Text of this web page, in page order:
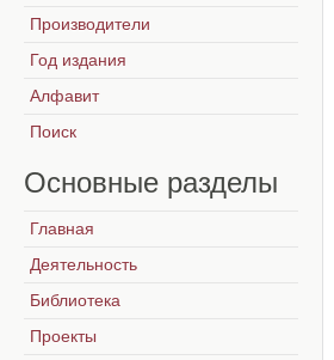
Производители
Год издания
Алфавит
Поиск
Основные разделы
Главная
Деятельность
Библиотека
Проекты